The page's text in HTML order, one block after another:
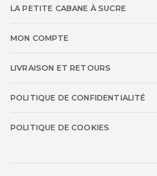
LA PETITE CABANE À SUCRE
MON COMPTE
LIVRAISON ET RETOURS
POLITIQUE DE CONFIDENTIALITÉ
POLITIQUE DE COOKIES